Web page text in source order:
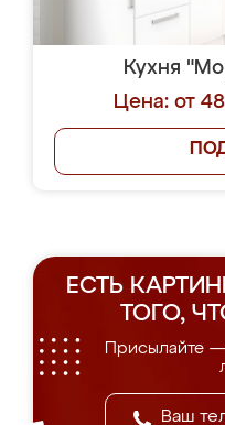
Кухня
Цена: от
ЕСТЬ
ТОГО,
Присылайте